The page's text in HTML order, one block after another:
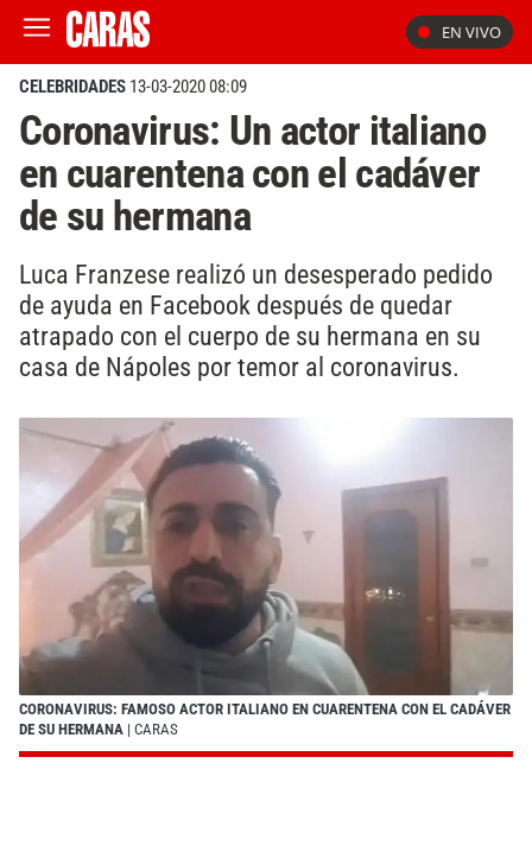
EN VIVO
CELEBRIDADES 13-03-2020 08:09
Coronavirus: Un actor italiano
en cuarentena con el cadáver
de su hermana
Luca Franzese realizó un desesperado pedido
de ayuda en Facebook después de quedar
atrapado con el cuerpo de su hermana en su
casa de Nápoles por temor al coronavirus.
CORONAVIRUS: FAMOSO ACTOR ITALIANO EN CUARENTENA CON EL CADÁVER
DE SU HERMANA | CARAS